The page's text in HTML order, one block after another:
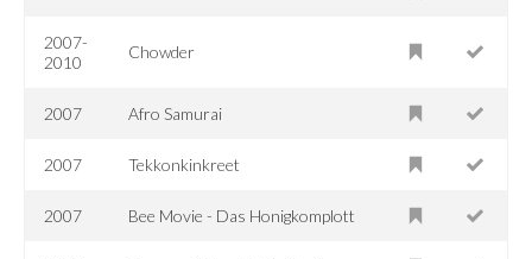
2007-
2010
Chowder
2007 Afro Samurai
2007 Tekkonkinkreet
2007 Bee Movie - Das Honigkomplott